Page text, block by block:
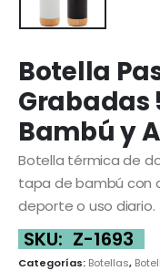
Botella
Grabadas
Bambú y
Botella térmica de
tapa de bambú con
deporte o uso diario.
SKU: Z-1693
Categorías: Botellas,